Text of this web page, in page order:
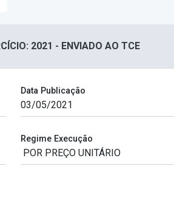
2021 - ENVIADO AO TCE
Data Publicação
Regime Execução